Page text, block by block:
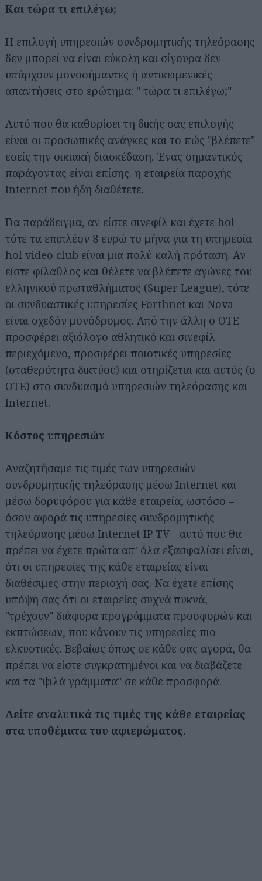
Και τώρα τι επιλέγω;
Η επιλογή υπηρεσιών συνδρομητικής τηλεόρασης
δεν μπορεί να είναι εύκολη και σίγουρα δεν
υπάρχουν μονοσήμαντες ή αντικειμενικές
απαντήσεις στο ερώτημα: " τώρα τι επιλέγω;"
Αυτό που θα καθορίσει τη δικής σας επιλογής
είναι οι προσωπικές ανάγκες και το πώς "βλέπετε"
εσείς την οικιακή διασκέδαση. Ένας σημαντικός
παράγοντας είναι επίσης. η εταιρεία παροχής
Internet που ήδη διαθέτετε.
Για παράδειγμα, αν είστε σινεφίλ και έχετε hol
τότε τα επιπλέον 8 ευρώ το μήνα για τη υπηρεσία
hol video club είναι μια πολύ καλή πρόταση. Αν
είστε φίλαθλος και θέλετε να βλέπετε αγώνες του
ελληνικού πρωταθλήματος (Super League), τότε
οι συνδυαστικές υπηρεσίες Forthnet και Nova
είναι σχεδόν μονόδρομος. Από την άλλη ο ΟΤΕ
προσφέρει αξιόλογο αθλητικό και σινεφίλ
περιεχόμενο, προσφέρει ποιοτικές υπηρεσίες
(σταθερότητα δικτύου) και στηρίζεται και αυτός (ο
ΟΤΕ) στο συνδυασμό υπηρεσιών τηλεόρασης και
Internet.
Κόστος υπηρεσιών
Αναζητήσαμε τις τιμές των υπηρεσιών
συνδρομητικής τηλεόρασης μέσω Internet και
μέσω δορυφόρου για κάθε εταιρεία, ωστόσο –
όσον αφορά τις υπηρεσίες συνδρομητικής
τηλεόρασης μέσω Internet IP TV - αυτό που θα
πρέπει να έχετε πρώτα απ' όλα εξασφαλίσει είναι,
ότι οι υπηρεσίες της κάθε εταιρείας είναι
διαθέσιμες στην περιοχή σας. Να έχετε επίσης
υπόψη σας ότι οι εταιρείες συχνά πυκνά,
"τρέχουν" διάφορα προγράμματα προσφορών και
εκπτώσεων, που κάνουν τις υπηρεσίες πιο
ελκυστικές. Βεβαίως όπως σε κάθε σας αγορά, θα
πρέπει να είστε συγκρατημένοι και να διαβάζετε
και τα "ψιλά γράμματα" σε κάθε προσφορά.
Δείτε αναλυτικά τις τιμές της κάθε εταιρείας
στα υποθέματα του αφιερώματος.